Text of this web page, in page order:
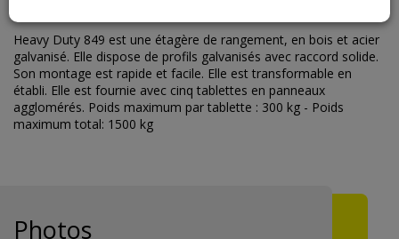
Heavy Duty 849 est une étagère de rangement, en bois et acier
galvanisé. Elle dispose de profils galvanisés avec raccord solide.
Son montage est rapide et facile. Elle est transformable en
établi. Elle est fournie avec cinq tablettes en panneaux
agglomérés. Poids maximum par tablette : 300 kg - Poids
maximum total: 1500 kg
Photos